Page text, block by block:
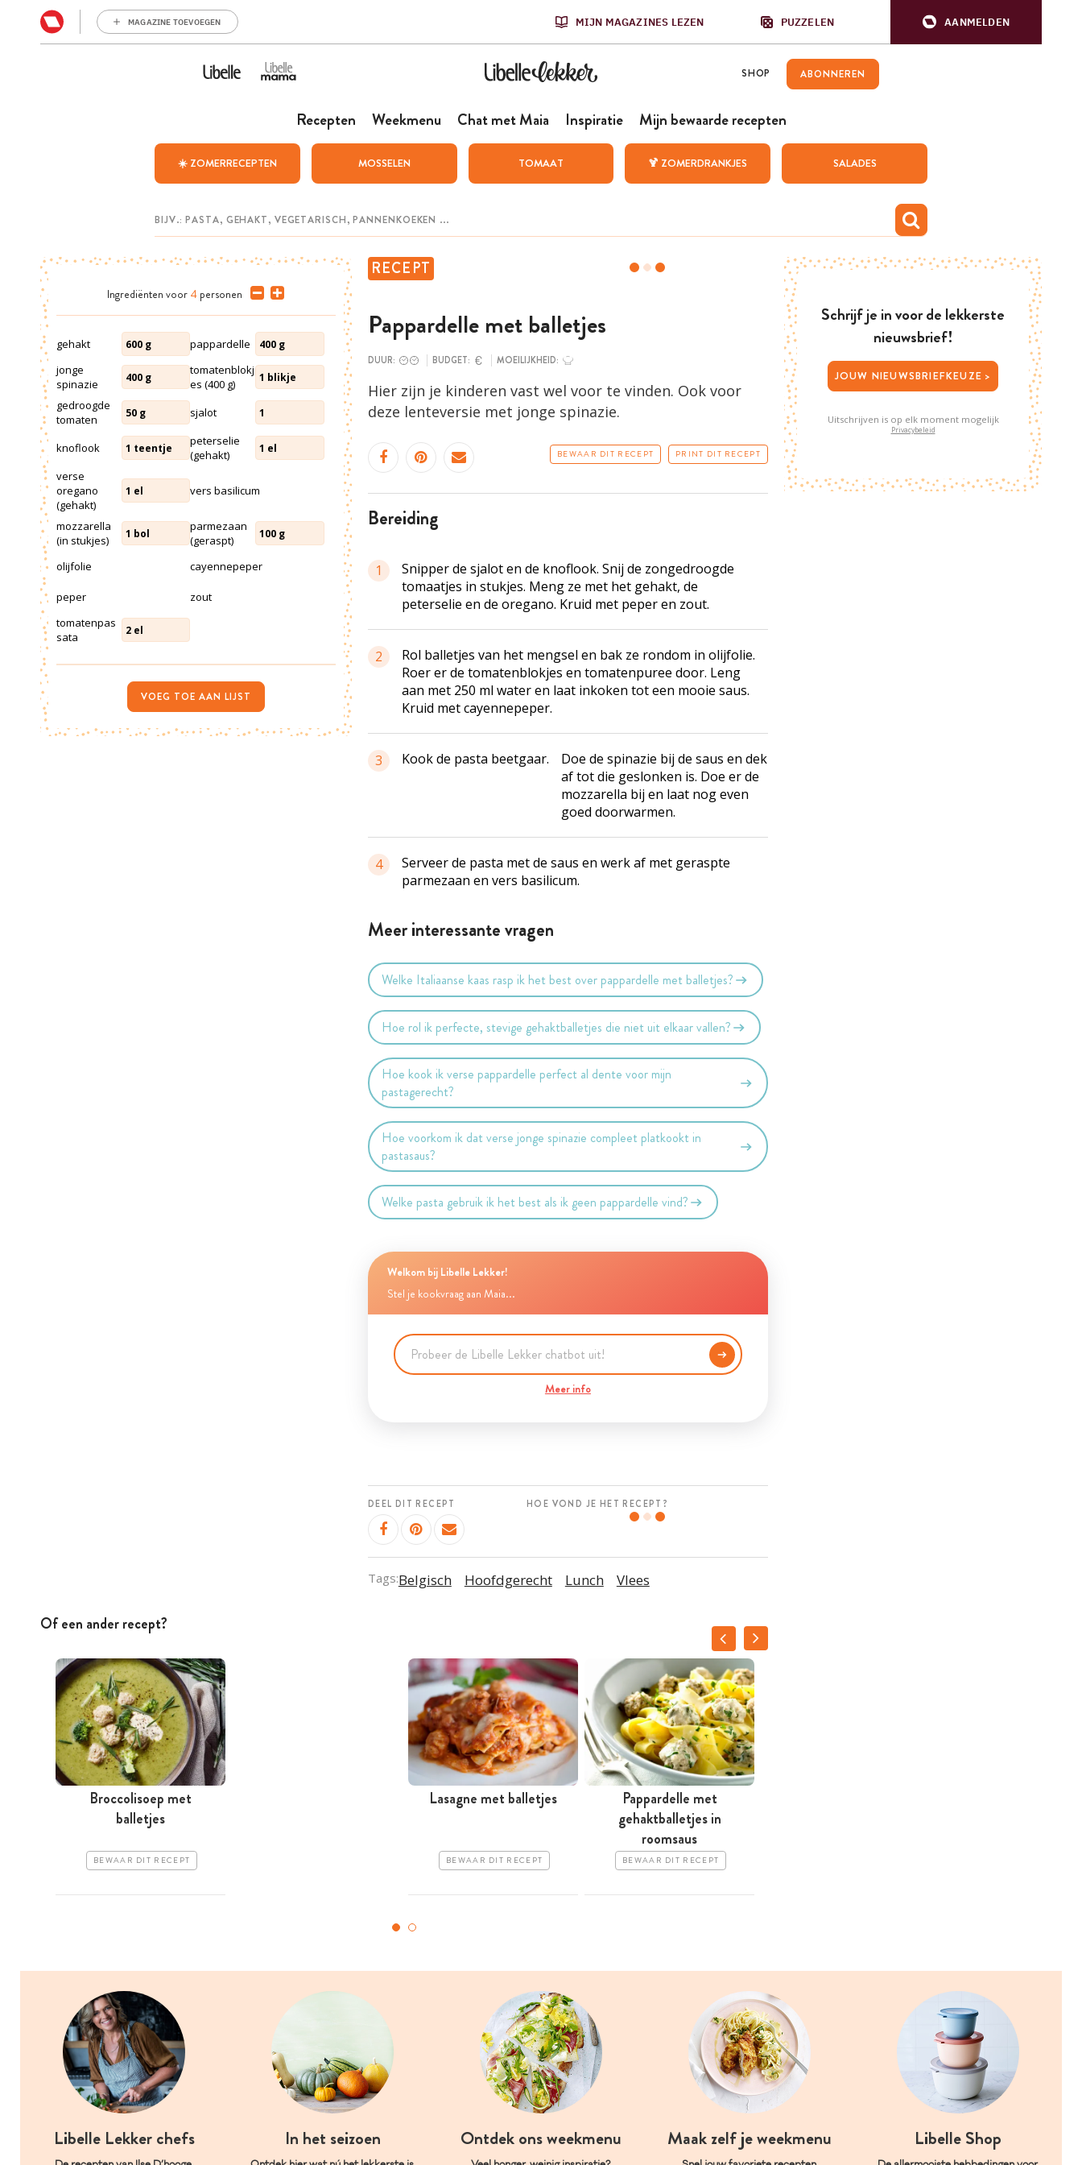
MAGAZINE TOEVOEGEN MIJN MAGAZINES LEZEN PUZZELEN AANMELDEN
SHOP ABONNEREN
Recepten Weekmenu Chat met Maia Inspiratie Mijn bewaarde recepten
☀️ ZOMERRECEPTEN MOSSELEN TOMAAT 🍹 ZOMERDRANKJES SALADES
RECEPT
Pappardelle met balletjes
DUUR: BUDGET: MOEILIJKHEID:
Hier zijn je kinderen vast wel voor te vinden. Ook voor
deze lenteversie met jonge spinazie.
BEWAAR DIT RECEPT PRINT DIT RECEPT
bereiding
1
Snipper de sjalot en de knoflook. Snij de zongedroogde
tomaatjes in stukjes. Meng ze met het gehakt, de
peterselie en de oregano. Kruid met peper en zout.
2
Rol balletjes van het mengsel en bak ze rondom in olijfolie.
Roer er de tomatenblokjes en tomatenpuree door. Leng
aan met 250 ml water en laat inkoken tot een mooie saus.
Kruid met cayennepeper.
3 Kook de pasta beetgaar.
Doe de spinazie bij de saus en dek
af tot die geslonken is. Doe er de
mozzarella bij en laat nog even
goed doorwarmen.
4
Serveer de pasta met de saus en werk af met geraspte
parmezaan en vers basilicum.
Meer interessante vragen
Welke Italiaanse kaas rasp ik het best over pappardelle met balletjes?
Hoe rol ik perfecte, stevige gehaktballetjes die niet uit elkaar vallen?
Hoe kook ik verse pappardelle perfect al dente voor mijn
pastagerecht?
Hoe voorkom ik dat verse jonge spinazie compleet platkookt in
pastasaus?
Welke pasta gebruik ik het best als ik geen pappardelle vind?
Welkom bij Libelle Lekker!
Stel je kookvraag aan Maia...
Meer info
DEEL DIT RECEPT HOE VOND JE HET RECEPT?
Tags:Belgisch Hoofdgerecht Lunch Vlees
Ingrediënten voor 4 personen
gehakt 600 g pappardelle 400 g
jonge
spinazie
400 g
tomatenblokj
es (400 g)
1 blikje
gedroogde
tomaten
50 g sjalot 1
knoflook 1 teentje
peterselie
(gehakt)
1 el
verse
oregano
(gehakt)
1 el vers basilicum
mozzarella
(in stukjes)
1 bol
parmezaan
(geraspt)
100 g
olijfolie cayennepeper
peper
zout
tomatenpas
sata
2 el
VOEG TOE AAN LIJST
Of een ander recept?
Broccolisoep met
balletjes
BEWAAR DIT RECEPT
Lasagne met balletjes
BEWAAR DIT RECEPT
Pappardelle met
gehaktballetjes in
roomsaus
BEWAAR DIT RECEPT
Schrijf je in voor de lekkerste
nieuwsbrief!
JOUW NIEUWSBRIEFKEUZE >
Uitschrijven is op elk moment mogelijk
Privacybeleid
Libelle Lekker chefs In het seizoen Ontdek ons weekmenu Maak zelf je weekmenu Libelle Shop